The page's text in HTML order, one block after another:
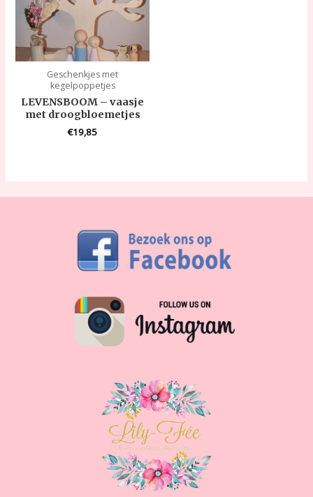
Geschenkjes met
kegelpoppetjes
LEVENSBOOM – vaasje
met droogbloemetjes
€19,85